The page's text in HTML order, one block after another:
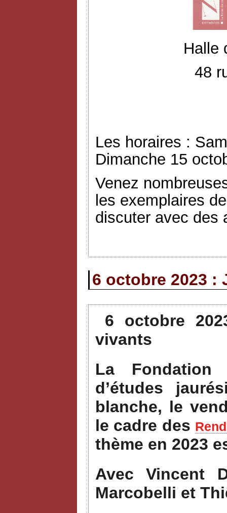
Halle
48
Les horaires :
Dimanche 15
Venez
les exemplaires
discuter avec des
6 octobre 2023 :
6 octobre
vivants
La Fondation
d’études
blanche, le
le cadre des
thème en 2023
Avec Vincent
Marcobelli et